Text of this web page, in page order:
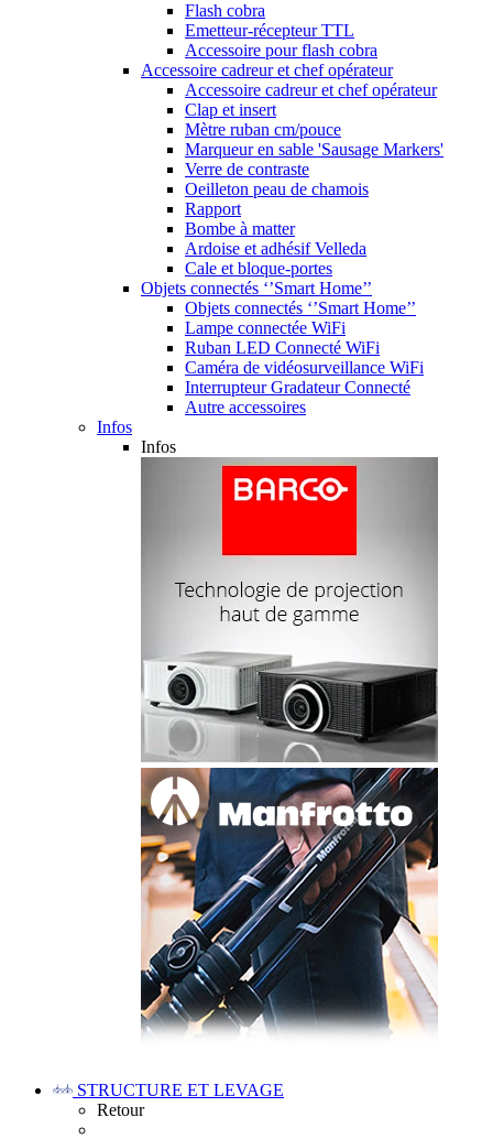
Flash cobra
Emetteur-récepteur TTL
Accessoire pour flash cobra
Accessoire cadreur et chef opérateur
Accessoire cadreur et chef opérateur
Clap et insert
Mètre ruban cm/pouce
Marqueur en sable 'Sausage Markers'
Verre de contraste
Oeilleton peau de chamois
Rapport
Bombe à matter
Ardoise et adhésif Velleda
Cale et bloque-portes
Objets connectés ‘’Smart Home’’
Objets connectés ‘’Smart Home’’
Lampe connectée WiFi
Ruban LED Connecté WiFi
Caméra de vidéosurveillance WiFi
Interrupteur Gradateur Connecté
Autre accessoires
Infos
Infos
STRUCTURE ET LEVAGE
Retour